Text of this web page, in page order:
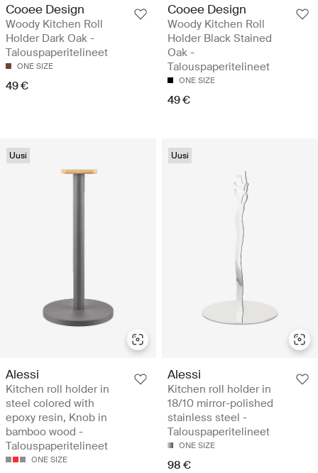
Cooee Design
Woody Kitchen Roll
Holder Dark Oak -
Talouspaperitelineet
ONE SIZE
49 €
Cooee Design
Woody Kitchen Roll
Holder Black Stained
Oak -
Talouspaperitelineet
ONE SIZE
49 €
Uusi
Alessi
Kitchen roll holder in
steel colored with
epoxy resin, Knob in
bamboo wood -
Talouspaperitelineet
ONE SIZE
Uusi
Alessi
Kitchen roll holder in
18/10 mirror-polished
stainless steel -
Talouspaperitelineet
ONE SIZE
98 €